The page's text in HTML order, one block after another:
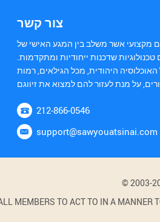
צור קשר
מקצועי אשר משלב בין המגע האישי של
שדכנות ייחודיות ומתקדמות.
היהודית, מכל הגילאים, רמות
212-866-0546
support@sawyouatsinai.com
MEMBERS TO ACT TO IN A MANNER